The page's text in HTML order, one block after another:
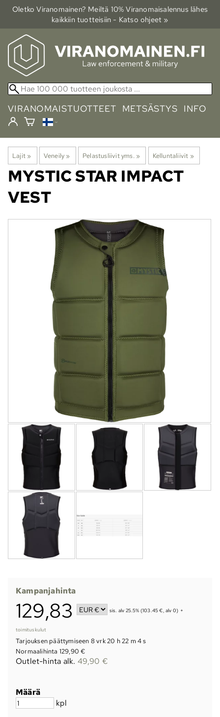
Oletko Viranomainen? Meiltä 10% Viranomais­alennus lähes
kaikkiin tuotteisiin - Katso ohjeet »
VIRANOMAISTUOTTEET METSÄSTYS INFO
Lajit ‪» Veneily ‪» Pelastusliivit yms. ‪» Kelluntaliivit ‪»
MYSTICSTAR IMPACT
VEST
Kampanjahinta
129,83 sis. alv 25.5% (103.45 €, alv 0) +
toimituskulut
Tarjouksen päättymiseen 8 vrk 20 h 22 m 3 s
Normaalihinta 129,90 €
Outlet-hinta alk. 49,90 €
Määrä
kpl